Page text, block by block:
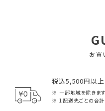
お買
税込5,500円以
一部地域を除きます
1配送先ごとの合